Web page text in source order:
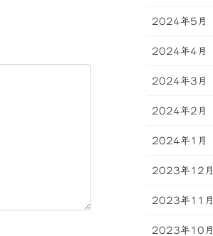
2024年5月
2024年4月
2024年3月
2024年2月
2024年1月
2023年12月
2023年11月
2023年10月